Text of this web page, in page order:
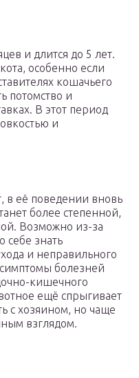
и длится до 5 лет.
особенно если
кошачьего
потомство и
В этот период
и
в её поведении вновь
более степенной,
Возможно из-за
себе знать
и неправильного
болезней
кишечного
ещё спрыгивает
с хозяином, но чаще
взглядом.